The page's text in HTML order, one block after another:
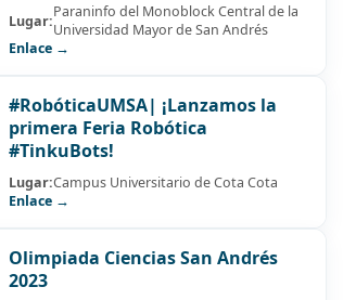
Lugar:Paraninfo del Monoblock Central de la
Universidad Mayor de San Andrés
Enlace →
#RobóticaUMSA| ¡Lanzamos la
primera Feria Robótica
#TinkuBots!
Lugar:Campus Universitario de Cota Cota
Enlace →
Olimpiada Ciencias San Andrés
2023